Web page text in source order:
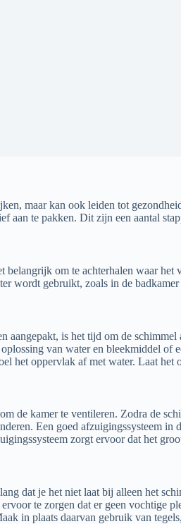
maar kan ook leiden tot
aan te pakken. Dit zijn een aantal
belangrijk om te achterhalen waar
wordt gebruikt, zoals in de
aangepakt, is het tijd om de
van water en bleekmiddel
het oppervlak af met water. Laat
de kamer te ventileren. Zodra de
Een goed afzuigingssysteem
zorgt ervoor dat het
dat je het niet laat bij alleen het
te zorgen dat er geen vochtige
in plaats daarvan gebruik van